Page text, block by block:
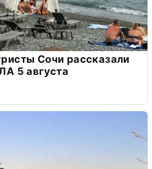
Сочи рассказали
5 августа